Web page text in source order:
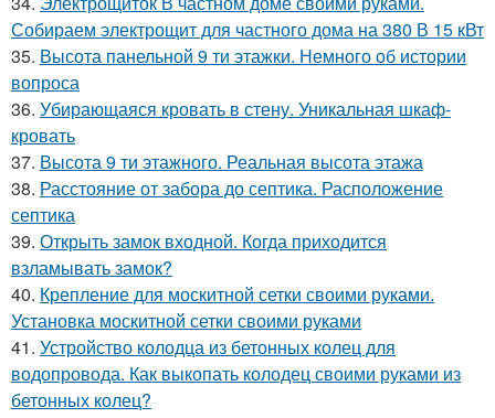
Собираем электрощит для частного дома на 380 В 15 кВт
35. Высота панельной 9 ти этажки. Немного об истории
вопроса
36. Убирающаяся кровать в стену. Уникальная шкаф-
кровать
37. Высота 9 ти этажного. Реальная высота этажа
38. Расстояние от забора до септика. Расположение
септика
39. Открыть замок входной. Когда приходится
взламывать замок?
40. Крепление для москитной сетки своими руками.
Установка москитной сетки своими руками
41. Устройство колодца из бетонных колец для
водопровода. Как выкопать колодец своими руками из
бетонных колец?